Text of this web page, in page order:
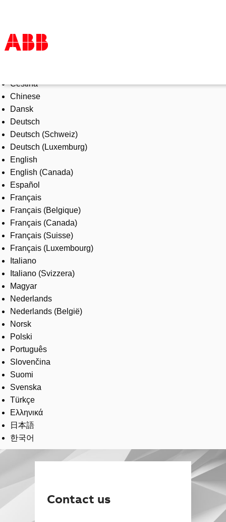
Products & Solutions
Industries
Services
About us
Where to buy
Contact us
Careers
Čeština
Chinese
Dansk
Deutsch
Deutsch (Schweiz)
Deutsch (Luxemburg)
English
English (Canada)
Español
Français
Français (Belgique)
Français (Canada)
Français (Suisse)
Français (Luxembourg)
Italiano
Italiano (Svizzera)
Magyar
Nederlands
Nederlands (België)
Norsk
Polski
Português
Slovenčina
Suomi
Svenska
Türkçe
Ελληνικά
日本語
한국어
Contact us